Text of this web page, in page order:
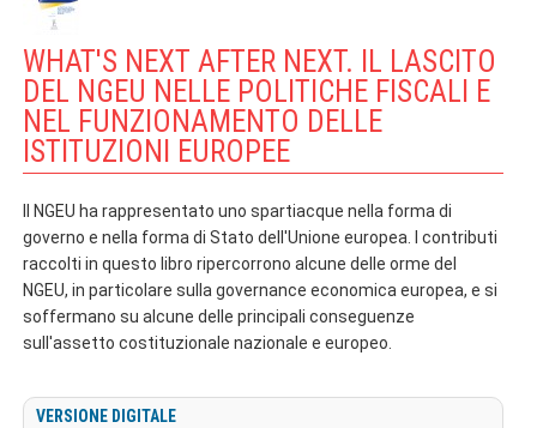
WHAT'S NEXT AFTER NEXT. IL LASCITO
DEL NGEU NELLE POLITICHE FISCALI E
NEL FUNZIONAMENTO DELLE
ISTITUZIONI EUROPEE
Il NGEU ha rappresentato uno spartiacque nella forma di
governo e nella forma di Stato dell'Unione europea. I contributi
raccolti in questo libro ripercorrono alcune delle orme del
NGEU, in particolare sulla governance economica europea, e si
soffermano su alcune delle principali conseguenze
sull'assetto costituzionale nazionale e europeo.
VERSIONE DIGITALE